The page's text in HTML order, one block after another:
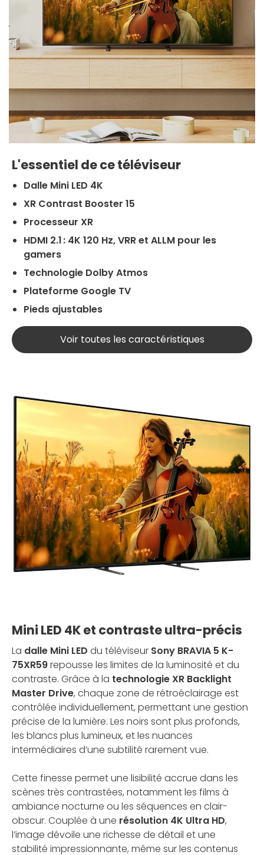
L'essentiel de ce téléviseur
Dalle Mini LED 4K
XR Contrast Booster 15
Processeur XR
HDMI 2.1 : 4K 120 Hz, VRR et ALLM pour les
gamers
Technologie Dolby Atmos
Plateforme Google TV
Pieds ajustables
Voir toutes les caractéristiques
Mini LED 4K et contraste ultra-précis
La dalle Mini LED du téléviseur Sony BRAVIA 5 K-
75XR59repousse les limites de la luminosité et du
contraste. Grâce à la technologie XR Backlight
Master Drive, chaque zone de rétroéclairage est
contrôlée individuellement, permettant une gestion
précise de la lumière. Les noirs sont plus profonds,
les blancs plus lumineux, et les nuances
intermédiaires d’une subtilité rarement vue.
Cette finesse permet une lisibilité accrue dans les
scènes très contrastées, notamment les films à
ambiance nocturne ou les séquences en clair-
obscur. Couplée à une résolution 4K Ultra HD,
l’image dévoile une richesse de détail et une
stabilité impressionnante, même sur les contenus